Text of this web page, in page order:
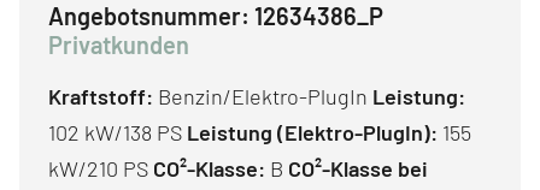
Angebotsnummer: 12634386_P
Privatkunden
Kraftstoff: Benzin/Elektro-PlugIn Leistung:
102 kW/138 PS Leistung (Elektro-PlugIn): 155
kW/210 PS CO²-Klasse: B CO²-Klasse bei